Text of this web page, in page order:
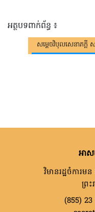
អត្ថបទពាក់ព័ន្ធ ៖
សម្តេចវិបុលសេនាភក្
អាស
វិមានរដ្ឋចំការម
ព្រ
(855) 23